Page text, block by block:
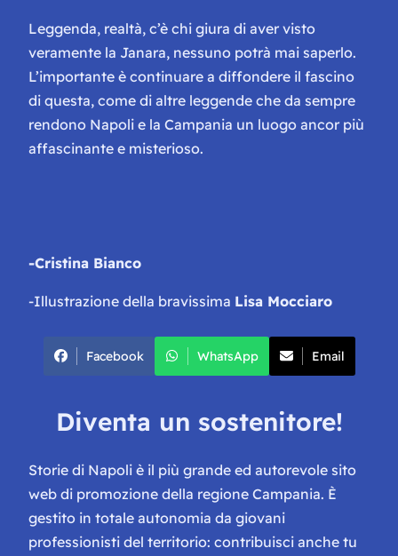
Leggenda, realtà, c’è chi giura di aver visto
veramente la Janara, nessuno potrà mai saperlo.
L’importante è continuare a diffondere il fascino
di questa, come di altre leggende che da sempre
rendono Napoli e la Campania un luogo ancor più
affascinante e misterioso.
-Cristina Bianco
-Illustrazione della bravissima Lisa Mocciaro
Facebook WhatsApp Email
Diventa un sostenitore!
Storie di Napoli è il più grande ed autorevole sito
web di promozione della regione Campania. È
gestito in totale autonomia da giovani
professionisti del territorio: contribuisci anche tu